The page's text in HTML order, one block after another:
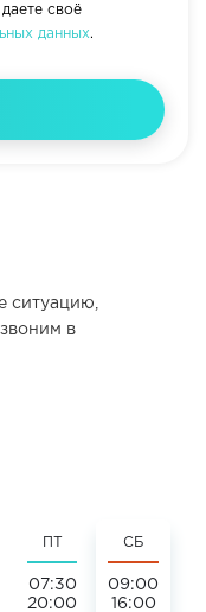
ситуацию,
в
07:30
20:00
СБ
09:00
16:00
даете своё
данных.